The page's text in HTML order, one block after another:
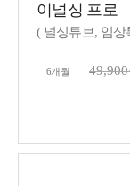
이널싱 프로
( 널싱튜브, 임
6개월